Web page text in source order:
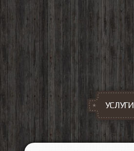
Перейти к основному содержанию
УСЛУГИ